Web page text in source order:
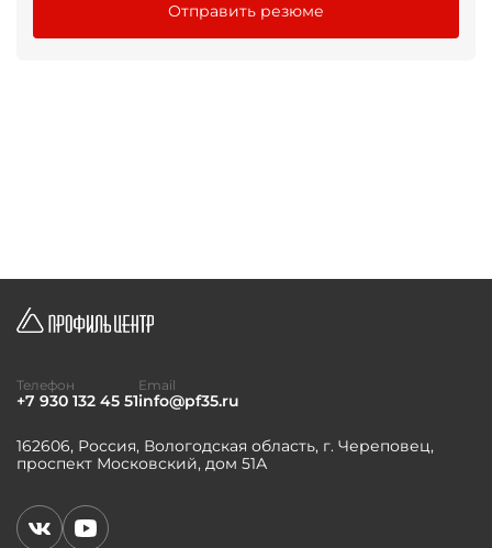
Отправить резюме
162606, Россия, Вологодская область, г. Череповец,
проспект Московский, дом 51А
Телефон
+7 930 132 45 51
Email
info@pf35.ru